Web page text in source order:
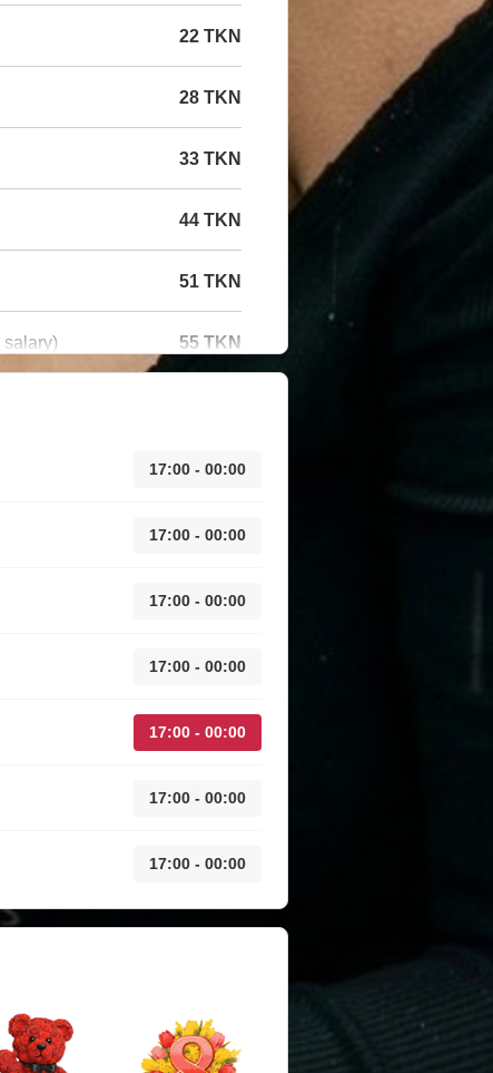
22 TKN
28 TKN
33 TKN
44 TKN
51 TKN
salary) 55 TKN
17:00 - 00:00
17:00 - 00:00
17:00 - 00:00
17:00 - 00:00
17:00 - 00:00
17:00 - 00:00
17:00 - 00:00